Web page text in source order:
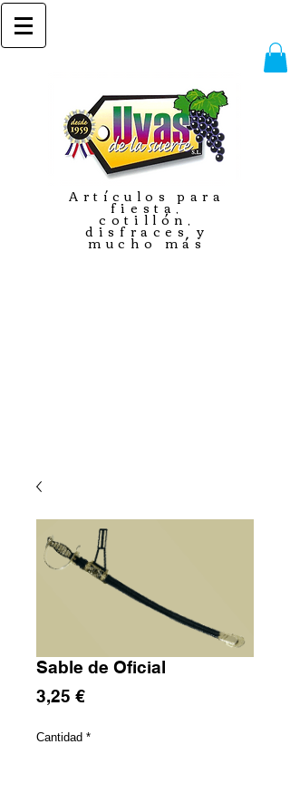
Artículos para
fiesta,
cotillón,
disfraces y
mucho más
Sable de Oficial
3,25 €Precio
Cantidad *